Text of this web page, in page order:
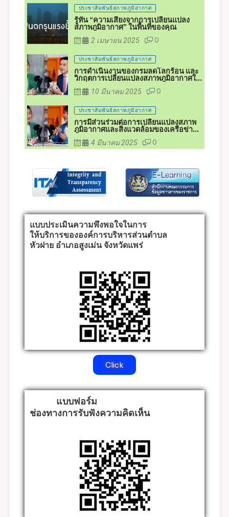
อย่างทั่วถึง ตั้งแต่เหนือจรดใต้ จากสภาพ
อากาศแปรปรวน
รู้ทัน “ความเสี่ยงจากการเปลี่ยนแปลง
สภาพภูมิอากาศ” ในพื้นที่ของคุณ
2 เมษายน 2025 0
การดำเนินงานของกรมลดโลกร้อน และ
วิกฤตการเปลี่ยนแปลงสภาพภูมิอากาศใน
ปัจจุบัน
10 มีนาคม 2025 0
การมีส่วนร่วมต่อการเปลี่ยนแปลงสภาพ
ภูมิอากาศและสิ่งแวดล้อมของเครือข่าย
ภาคประชาชน
4 มีนาคม 2025 0
แบบประเมินความพึงพอใจในการ
ให้บริการขององค์การบริหารส่วนตำบล
หัวฝาย อำเภอสูงเม่น จังหวัดแพร่
Click
แบบฟอร์ม
ช่องทางการรับฟังความคิดเห็น